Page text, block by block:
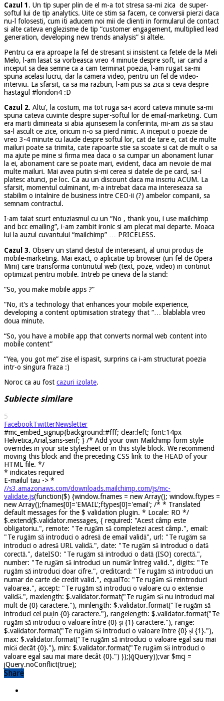
Cazul 1. Un tip super plin de el m-a tot stresa sa-mi zica de super-
softul lui de tip analytics. Uite ce stim sa facem, ce conversii pierzi daca
nu-l folosesti, cum iti aducem noi mii de clienti in formularul de contact
si alte cateva englezisme de tip “customer engagement, multiplied lead
generation, developing new trends analysis” si altele.
Pentru ca era aproape la fel de stresant si insistent ca fetele de la Meli
Melo, l-am lasat sa vorbeasca vreo 4 minute despre soft, iar cand a
inceput sa dea semne ca a cam terminat poezia, l-am rugat sa-mi
spuna acelasi lucru, dar la camera video, pentru un fel de video-
interviu. La sfarsit, ca sa ma razbun, l-am pus sa zica si ceva despre
hastagul #london4 :D
Cazul 2. Altu’, la costum, ma tot ruga sa-i acord cateva minute sa-mi
spuna cateva cuvinte despre super-softul lor de email-marketing. Cum
era marti dimineata si abia ajunsesem la conferinta, mi-am zis sa stau
sa-l ascult ce zice, oricum n-o sa pierd nimic. A inceput o poezie de
vreo 3-4 minute cu laude despre softul lor, cat de tare e, cat de multe
mailuri poate sa trimita, cate rapoarte stie sa scoate si cat de mult o sa
ma ajute pe mine si firma mea daca o sa cumpar un abonament lunar
la ei, abonament care se poate mari, evident, daca am nevoie de mai
multe mailuri. Mai avea putin si-mi cerea si datele de pe card, sa-l
platesc atunci, pe loc. Ca au un discount daca ma inscriu ACUM. La
sfarsit, momentul culminant, m-a intrebat daca ma intereseaza sa
stabilim o intalnire de business intre CEO-ii (?) ambelor companii, sa
semnam contractul.
I-am taiat scurt entuziasmul cu un “No , thank you, i use mailchimp
and bcc emailing”, i-am zambit ironic si am plecat mai departe. Moaca
lui la auzul cuvantului “mailchimp” … PRICELESS.
Cazul 3. Observ un stand destul de interesant, al unui produs de
mobile-marketing. Mai exact, o aplicatie tip browser (un fel de Opera
Mini) care transforma continutul web (text, poze, video) in continut
optimizat pentru mobile. Intreb pe cineva de la stand:
“So, you make mobile apps ?”
“No, it’s a technology that enhances your mobile experience,
developing a content optimisation strategy that “… blablabla vreo
doua minute.
“So, you have a mobile app that converts normal web content into
mobile content”
“Yea, you got me” zise el ispasit, surprins ca i-am structurat poezia
intr-o singura fraza :)
Noroc ca au fost cazuri izolate.
Subiecte similare
5
FacebookTwitterNewsletter
#mc_embed_signup{background:#fff; clear:left; font:14px
Helvetica,Arial,sans-serif; } /* Add your own Mailchimp form style
overrides in your site stylesheet or in this style block. We recommend
moving this block and the preceding CSS link to the HEAD of your
HTML file. */
* indicates required
E-mailul tau -> *
//s3.amazonaws.com/downloads.mailchimp.com/js/mc-
validate.js(function($) {window.fnames = new Array(); window.ftypes =
new Array();fnames[0]='EMAIL';ftypes[0]='email'; /* * Translated
default messages for the $ validation plugin. * Locale: RO */
$.extend($.validator.messages, { required: "Acest câmp este
obligatoriu.", remote: "Te rugăm să completezi acest câmp.", email:
"Te rugăm să introduci o adresă de email validă", url: "Te rugăm sa
introduci o adresă URL validă.", date: "Te rugăm să introduci o dată
corectă.", dateISO: "Te rugăm să introduci o dată (ISO) corectă.",
number: "Te rugăm să introduci un număr întreg valid.", digits: "Te
rugăm să introduci doar cifre.", creditcard: "Te rugăm să introduci un
numar de carte de credit valid.", equalTo: "Te rugăm să reintroduci
valoarea.", accept: "Te rugăm să introduci o valoare cu o extensie
validă.", maxlength: $.validator.format("Te rugăm să nu introduci mai
mult de {0} caractere."), minlength: $.validator.format("Te rugăm să
introduci cel puțin {0} caractere."), rangelength: $.validator.format("Te
rugăm să introduci o valoare între {0} și {1} caractere."), range:
$.validator.format("Te rugăm să introduci o valoare între {0} și {1}."),
max: $.validator.format("Te rugăm să introduci o valoare egal sau mai
mică decât {0}."), min: $.validator.format("Te rugăm să introduci o
valoare egal sau mai mare decât {0}.") });}(jQuery));var $mcj =
jQuery.noConflict(true);
Share